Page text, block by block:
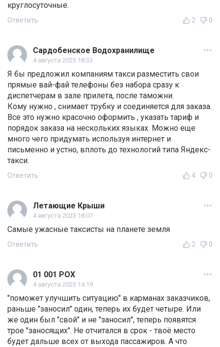
круглосуточные.
Ответить 2 0
Сардобенское Водохранилище
4 августа 2023 18:33
Я бы предложил компаниям такси разместить свои
прямые вай-фай телефоны без набора сразу к
диспетчерам в зале прилета, после таможни.
Кому нужно , снимает трубку и соединяется для заказа.
Все это нужно красочно оформить , указать тариф и
порядок заказа на нескольких языках. Можно еще
много чего придумать используя интернет и
письменно и устно, вплоть до технологий типа Яндекс-
такси.
Ответить 4 0
Летающие Крыши
4 августа 2023 18:07
Самые ужасные таксисты на планете земля
Ответить 2 0
01 001 POX
4 августа 2023 14:19
"поможет улучшить ситуацию" в карманах заказчиков,
раньше "заносил" один, теперь их будет четыре. Или
же один был "свой" и не "заносил", теперь появятся
трое "заносящих". Не отчитался в срок - твоё место
будет дальше всех от выхода пассажиров. А что